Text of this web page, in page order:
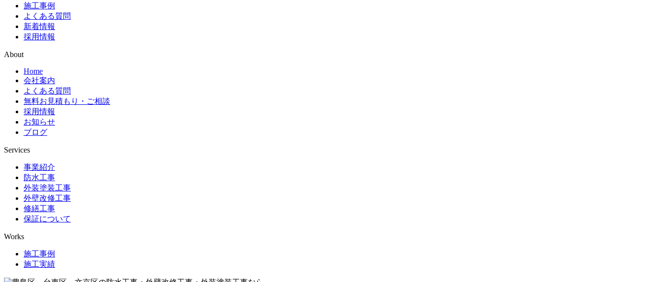
施工事例
よくある質問
新着情報
採用情報
About
Home
会社案内
よくある質問
無料お見積もり・ご相談
採用情報
お知らせ
ブログ
Services
事業紹介
防水工事
外装塗装工事
外壁改修工事
修繕工事
保証について
Works
施工事例
施工実績